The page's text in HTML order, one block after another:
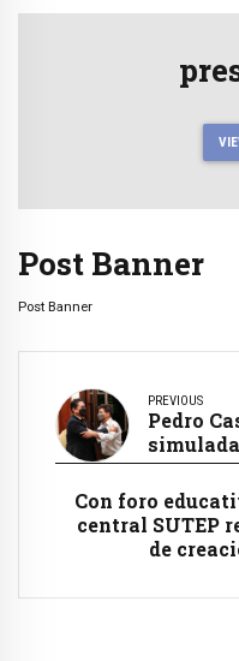
Post Banner
Post Banner
PREVIOUS
Pedro
Con foro
central SUTEP
de